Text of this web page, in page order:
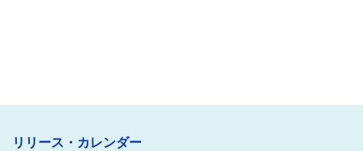
リリース・カレンダー